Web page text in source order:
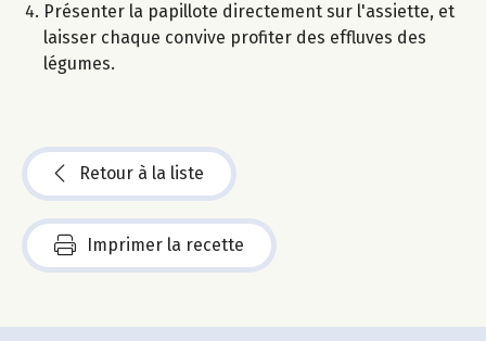
Présenter la papillote directement sur l'assiette, et
laisser chaque convive profiter des effluves des
légumes.
Retour à la liste
Imprimer la recette